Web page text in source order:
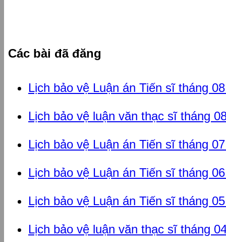
Các bài đã đăng
Lịch bảo vệ Luận án Tiến sĩ tháng
Lịch bảo vệ luận văn thạc sĩ tháng
Lịch bảo vệ Luận án Tiến sĩ tháng
Lịch bảo vệ Luận án Tiến sĩ tháng
Lịch bảo vệ Luận án Tiến sĩ tháng
Lịch bảo vệ luận văn thạc sĩ tháng